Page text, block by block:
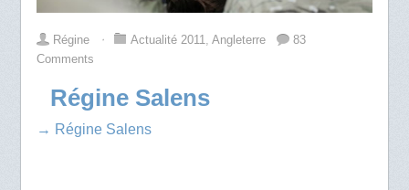
Régine ⋅ Actualité 2011, Angleterre
83
Comments
Régine Salens
→ Régine Salens